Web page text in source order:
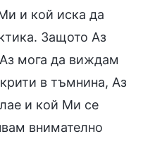
и кой иска да
Защото Аз
мога да виждам
в тъмнина, Аз
и кой Ми се
внимателно